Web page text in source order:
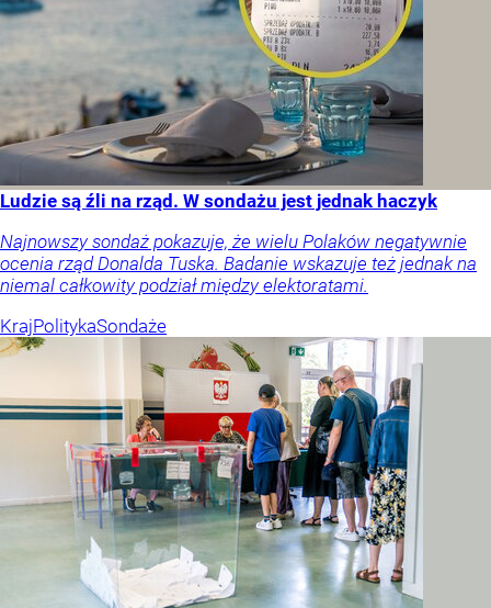
Ludzie są źli na rząd. W sondażu jest jednak haczyk
Najnowszy sondaż pokazuje, że wielu Polaków negatywnie
ocenia rząd Donalda Tuska. Badanie wskazuje też jednak na
niemal całkowity podział między elektoratami.
KrajPolitykaSondaże